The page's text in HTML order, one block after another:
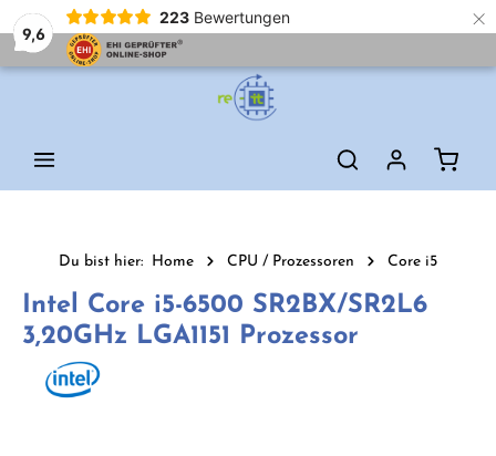
9,6
223 Bewertungen ×
Du bist hier: Home CPU / Prozessoren Core i5
Intel Core i5-6500 SR2BX/SR2L6
3,20GHz LGA1151 Prozessor